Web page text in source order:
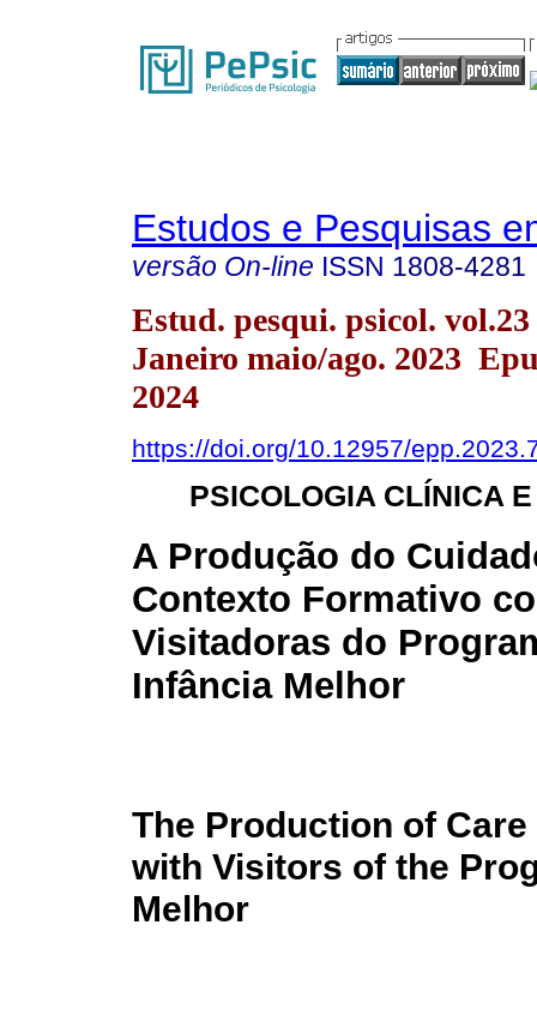
Estudos e Pesquisas
versão On-line ISSN 1808-4281
Estud. pesqui. psicol.
Janeiro maio/ago. 2023
2024
https://doi.org/10.12957/
PSICOLOGIA CLÍNICA
A Produção do
Contexto Formativo
Visitadoras do
Infância Melhor
The Production of
with Visitors of the
Melhor